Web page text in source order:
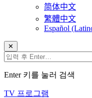
简体中文
繁體中文
Español
✕
Enter 키를 눌러 검색
TV 프로그램